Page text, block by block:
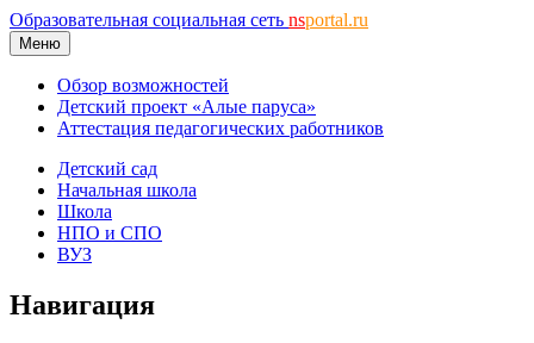
Образовательная социальная сеть nsportal.ru
Меню
Обзор возможностей
Детский проект «Алые паруса»
Аттестация педагогических работников
Детский сад
Начальная школа
Школа
НПО и СПО
ВУЗ
Навигация